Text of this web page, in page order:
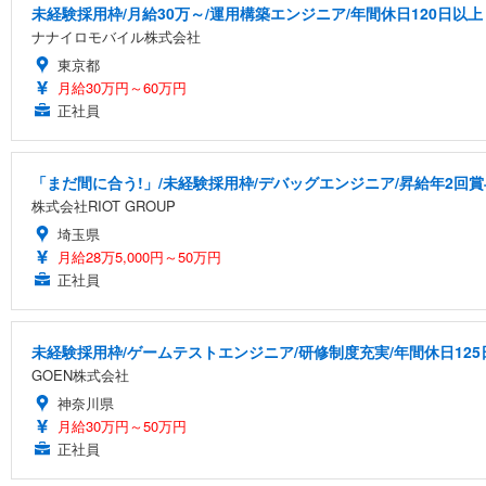
未経験採用枠/月給30万～/運用構築エンジニア/年間休日120日以上
ナナイロモバイル株式会社
東京都
月給30万円～60万円
正社員
「まだ間に合う!」/未経験採用枠/デバッグエンジニア/昇給年2回
株式会社RIOT GROUP
埼玉県
月給28万5,000円～50万円
正社員
未経験採用枠/ゲームテストエンジニア/研修制度充実/年間休日125
GOEN株式会社
神奈川県
月給30万円～50万円
正社員